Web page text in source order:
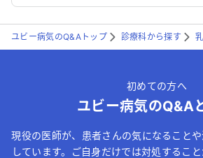
ユビー病気のQ&Aトップ 診療科から探す
初めての方へ
ユビー病気のQ&A
現役の医師が、患者さんの気になること
しています。ご自身だけでは対処するこ